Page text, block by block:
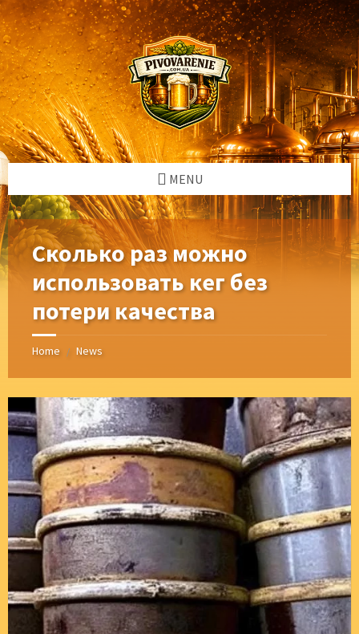
Skip
to
content
Skip
to
left
sidebar
Skip
to
right
sidebar
Skip
to
footer
MENU
Сколько раз можно
использовать кег без
потери качества
Home / News